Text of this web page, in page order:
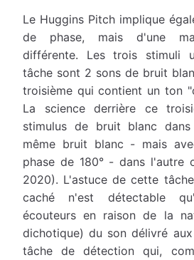
Le Huggins Pitch implique
de phase, mais d'une
différente. Les trois stimuli
tâche sont 2 sons de bruit
troisième qui contient un ton
La science derrière ce
stimulus de bruit blanc
même bruit blanc - mais
phase de 180° - dans l'autre
2020). L'astuce de cette
caché n'est détectable
écouteurs en raison de la
dichotique) du son délivré
tâche de détection qui,